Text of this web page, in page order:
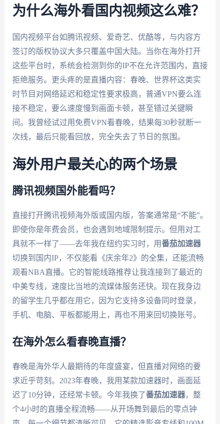
为什么海外看国内视频这么难？
国内视频平台如腾讯视频、爱奇艺、优酷等，与内容方
签订的版权协议大多只覆盖中国大陆。当你在海外打开
这些平台时，系统会检测到你的IP不在允许范围内，直接
拒绝服务。更头疼的是直播内容：春晚、世界杯这类实
时节目对网络延迟和稳定性要求极高，普通VPN要么连
接不稳定，要么速度慢到画面卡顿，甚至错过关键瞬
间。我曾经试过用免费VPN看春晚，结果每30秒就断一
次线，最后只能看回放，完全失去了节日的氛围。
海外用户最关心的两个场景
腾讯视频国外能看吗？
直接打开腾讯视频海外版或国内版，答案通常是“不能”。
即使你是年费会员，也会遇到地域限制提示。但用对工
具就不一样了——去年我在纽约实习时，用番茄加速器
切换到国内IP，不仅能看《庆余年2》的全集，还能流畅
观看NBA直播。它的智能线路推荐让我连接到了最近的
中美专线，速度比当地的流媒体服务还快。现在我身边
的留学生几乎都在用它，因为它支持多设备同时登录，
手机、电脑、平板都能用上，再也不用来回切换账号。
在海外怎么看春晚直播？
春晚是海外华人最期待的年度盛宴，但直播对网络的要
求近乎苛刻。2023年春晚，我用某款加速器时，画面延
迟了10分钟，还经常卡顿。今年我换了番茄加速器，整
个4小时的直播全程流畅——从开场舞到最后的零点钟